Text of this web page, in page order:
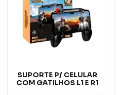
SUPORTE P/ CELULAR
COM GATILHOS L1 E R1